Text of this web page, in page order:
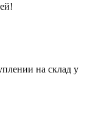
на склад у